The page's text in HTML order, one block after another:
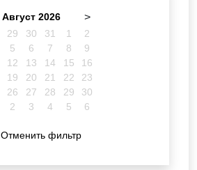
Август 2026 >
29 30 31 1
2
5 6 7 8
9
12 13 14 15
16
19 20 21 22
23
26 27 28 29
30
2 3 4 5 6
Отменить фильтр